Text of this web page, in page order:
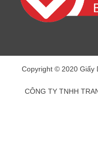
Copyright © 2020 Giấy
CÔNG TY TNHH